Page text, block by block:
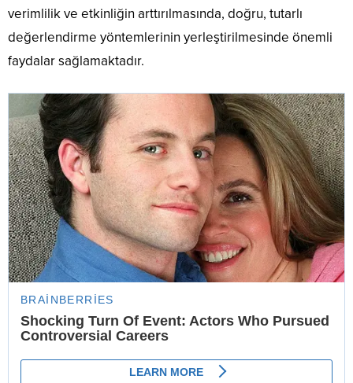
verimlilik ve etkinliğin arttırılmasında, doğru, tutarlı
değerlendirme yöntemlerinin yerleştirilmesinde önemli
faydalar sağlamaktadır.